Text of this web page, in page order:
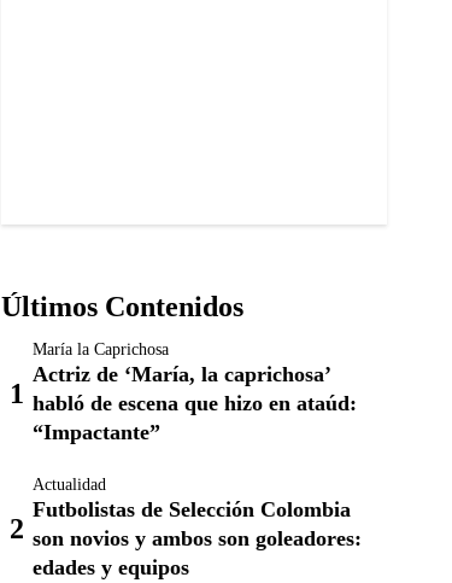
Últimos Contenidos
María la Caprichosa
Actriz de ‘María, la caprichosa’
habló de escena que hizo en ataúd:
“Impactante”
Actualidad
Futbolistas de Selección Colombia
son novios y ambos son goleadores:
edades y equipos